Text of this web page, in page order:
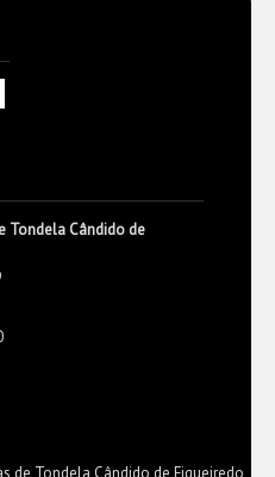
Tondela Cândido de